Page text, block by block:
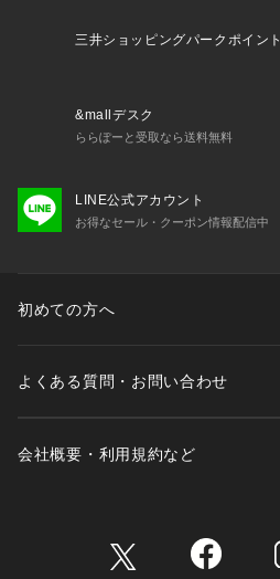
三井ショッピングパークポイント
&mallデスク
ららぽーと受取なら送料無料
LINE公式アカウント
お得なセール・クーポン情報配信中
初めての方へ
よくある質問・お問い合わせ
会社概要・利用規約など